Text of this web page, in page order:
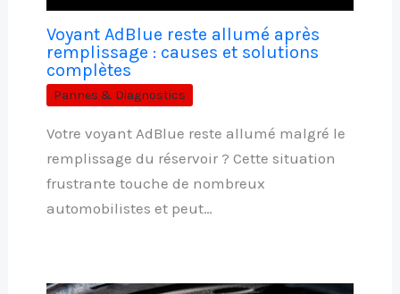
Voyant AdBlue reste allumé après
remplissage : causes et solutions
complètes
Pannes & Diagnostics
Votre voyant AdBlue reste allumé malgré le
remplissage du réservoir ? Cette situation
frustrante touche de nombreux
automobilistes et peut…